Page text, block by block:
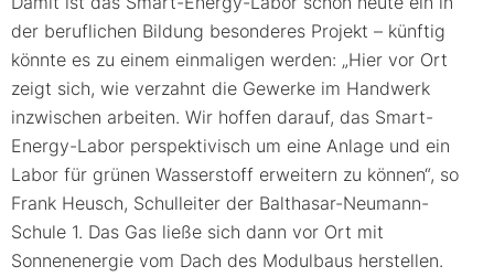
der beruflichen Bildung besonderes Projekt – künftig
könnte es zu einem einmaligen werden: „Hier vor Ort
zeigt sich, wie verzahnt die Gewerke im Handwerk
inzwischen arbeiten. Wir hoffen darauf, das Smart-
Energy-Labor perspektivisch um eine Anlage und ein
Labor für grünen Wasserstoff erweitern zu können“, so
Frank Heusch, Schulleiter der Balthasar-Neumann-
Schule 1. Das Gas ließe sich dann vor Ort mit
Sonnenenergie vom Dach des Modulbaus herstellen.